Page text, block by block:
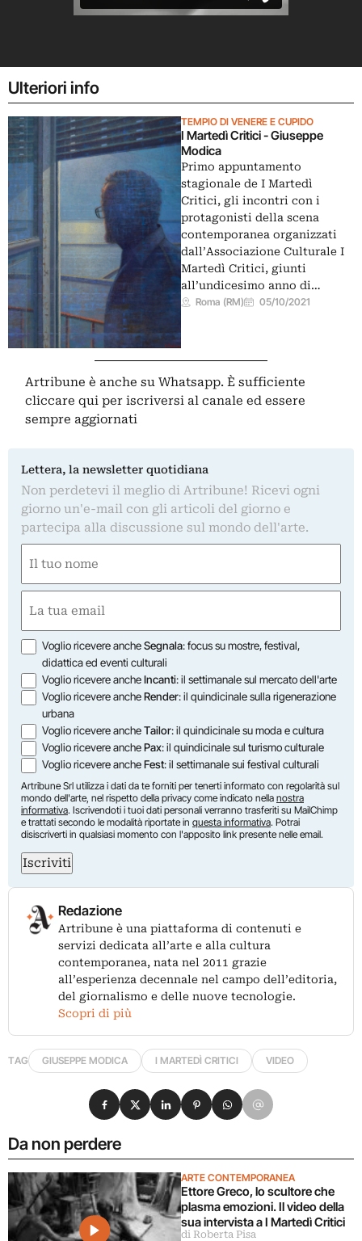
Ulteriori info
TEMPIO DI VENERE E CUPIDO
I Martedì Critici - Giuseppe
Modica
Primo appuntamento
stagionale de I Martedì
Critici, gli incontri con i
protagonisti della scena
contemporanea organizzati
dall’Associazione Culturale I
Martedì Critici, giunti
all’undicesimo anno di…
Roma (RM) 05/10/2021
Artribune è anche su Whatsapp. È sufficiente
cliccare qui per iscriversi al canale ed essere
sempre aggiornati
Lettera, la newsletter quotidiana
Non perdetevi il meglio di Artribune! Ricevi ogni
giorno un'e-mail con gli articoli del giorno e
partecipa alla discussione sul mondo dell'arte.
(Obbligatorio)
Nome
(Obbligatorio)
Opzioni
Voglio ricevere ancheSegnala: focus su mostre, festival,
didattica ed eventi culturali
Voglio ricevere ancheIncanti: il settimanale sul mercato dell'arte
Voglio ricevere ancheRender: il quindicinale sulla rigenerazione
urbana
Voglio ricevere ancheTailor: il quindicinale su moda e cultura
Voglio ricevere anchePax: il quindicinale sul turismo culturale
Voglio ricevere ancheFest: il settimanale sui festival culturali
Artribune Srl utilizza i dati da te forniti per tenerti informato con regolarità sul
mondo dell'arte, nel rispetto della privacy come indicato nella nostra
informativa. Iscrivendoti i tuoi dati personali verranno trasferiti su MailChimp
e trattati secondo le modalità riportate in questa informativa. Potrai
disiscriverti in qualsiasi momento con l'apposito link presente nelle email.
Iscriviti
Redazione
Artribune è una piattaforma di contenuti e
servizi dedicata all’arte e alla cultura
contemporanea, nata nel 2011 grazie
all’esperienza decennale nel campo dell’editoria,
del giornalismo e delle nuove tecnologie.
Scopri di più
TAG GIUSEPPE MODICA I MARTEDÌ CRITICI VIDEO
Da non perdere
ARTE CONTEMPORANEA
Ettore Greco, lo scultore che
plasma emozioni. Il video della
sua intervista a I Martedì Critici
di Roberta Pisa
Condividi su Facebook
Condividi su X
Condividi su LinkedIn
Condividi su Pinterest
Condividi su WhatsApp
Condividi su Email